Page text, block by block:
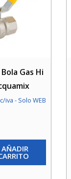
Gas Hi
c/iva - Solo WEB
AÑADIR